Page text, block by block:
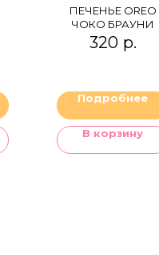
ПЕЧЕНЬЕ OREO
ЧОКО БРАУНИ
320 р.
Подробнее
В корзину